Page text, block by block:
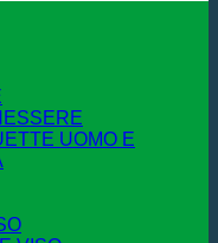
UOMO E